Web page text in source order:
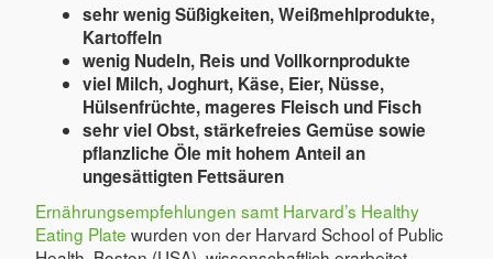
sehr wenig Süßigkeiten, Weißmehlprodukte,
Kartoffeln
wenig Nudeln, Reis und Vollkornprodukte
viel Milch, Joghurt, Käse, Eier, Nüsse,
Hülsenfrüchte, mageres Fleisch und Fisch
sehr viel Obst, stärkefreies Gemüse sowie
pflanzliche Öle mit hohem Anteil an
ungesättigten Fettsäuren
Ernährungsempfehlungen samt Harvard’s Healthy
Eating Plate wurden von der Harvard School of Public